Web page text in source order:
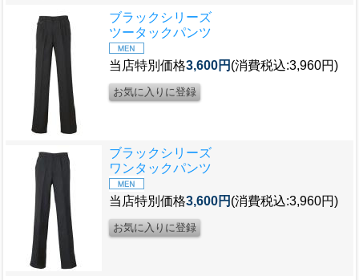
ブラックシリーズ
ツータックパンツ
当店特別価格3,600円 (消費税込:3,960円)
ブラックシリーズ
ワンタックパンツ
当店特別価格3,600円 (消費税込:3,960円)